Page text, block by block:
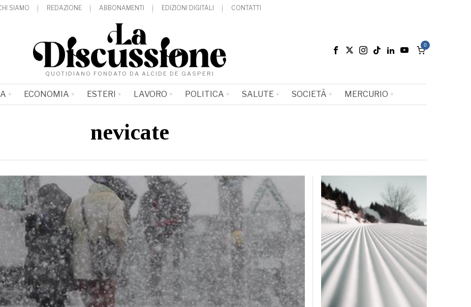
SIAMO REDAZIONE ABBONAMENTI EDIZIONI DIGITALI CONTATTI
QUOTIDIANO FONDATO DA ALCIDE DE GASPERI
0
ECONOMIA ESTERI LAVORO POLITICA SALUTE SOCIETÀ MERCURIO
nevicate